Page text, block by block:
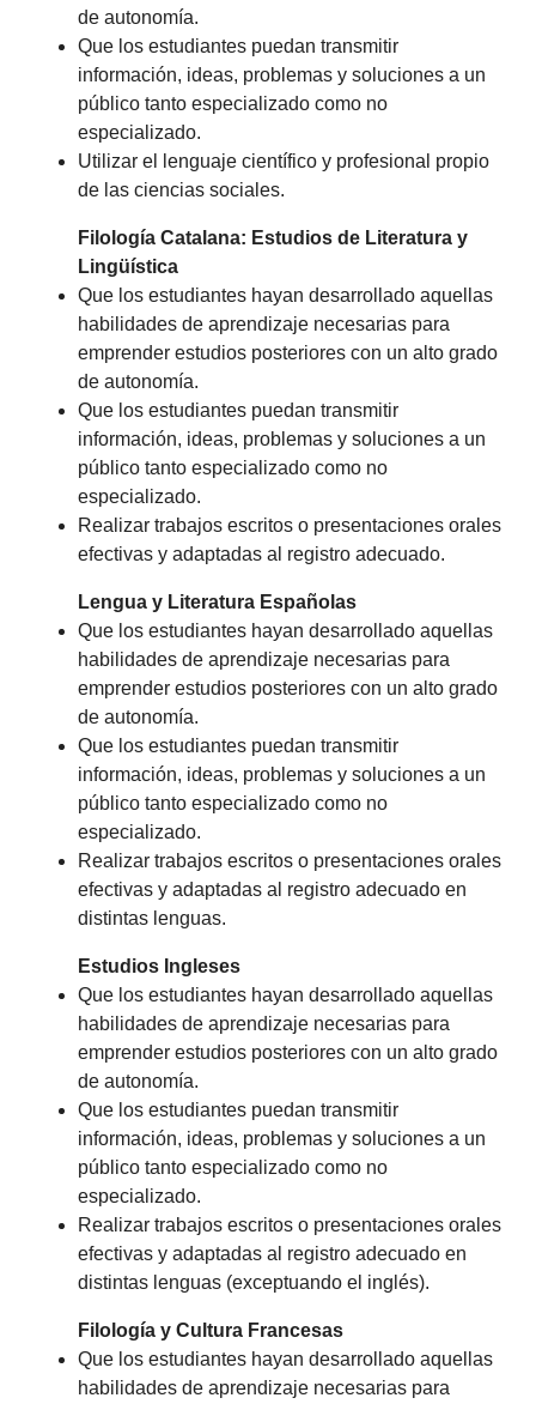
de autonomía.
Que los estudiantes puedan transmitir
información, ideas, problemas y soluciones a un
público tanto especializado como no
especializado.
Utilizar el lenguaje científico y profesional propio
de las ciencias sociales.
Filología Catalana: Estudios de Literatura y
Lingüística
Que los estudiantes hayan desarrollado aquellas
habilidades de aprendizaje necesarias para
emprender estudios posteriores con un alto grado
de autonomía.
Que los estudiantes puedan transmitir
información, ideas, problemas y soluciones a un
público tanto especializado como no
especializado.
Realizar trabajos escritos o presentaciones orales
efectivas y adaptadas al registro adecuado.
Lengua y Literatura Españolas
Que los estudiantes hayan desarrollado aquellas
habilidades de aprendizaje necesarias para
emprender estudios posteriores con un alto grado
de autonomía.
Que los estudiantes puedan transmitir
información, ideas, problemas y soluciones a un
público tanto especializado como no
especializado.
Realizar trabajos escritos o presentaciones orales
efectivas y adaptadas al registro adecuado en
distintas lenguas.
Estudios Ingleses
Que los estudiantes hayan desarrollado aquellas
habilidades de aprendizaje necesarias para
emprender estudios posteriores con un alto grado
de autonomía.
Que los estudiantes puedan transmitir
información, ideas, problemas y soluciones a un
público tanto especializado como no
especializado.
Realizar trabajos escritos o presentaciones orales
efectivas y adaptadas al registro adecuado en
distintas lenguas (exceptuando el inglés).
Filología y Cultura Francesas
Que los estudiantes hayan desarrollado aquellas
habilidades de aprendizaje necesarias para